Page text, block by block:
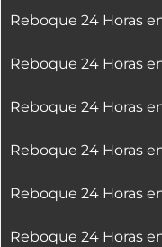
Reboque 24 Horas
Reboque 24 Horas
Reboque 24 Horas
Reboque 24 Horas
Reboque 24 Horas
Reboque 24 Horas